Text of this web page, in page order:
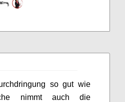
so gut wie
nimmt auch die